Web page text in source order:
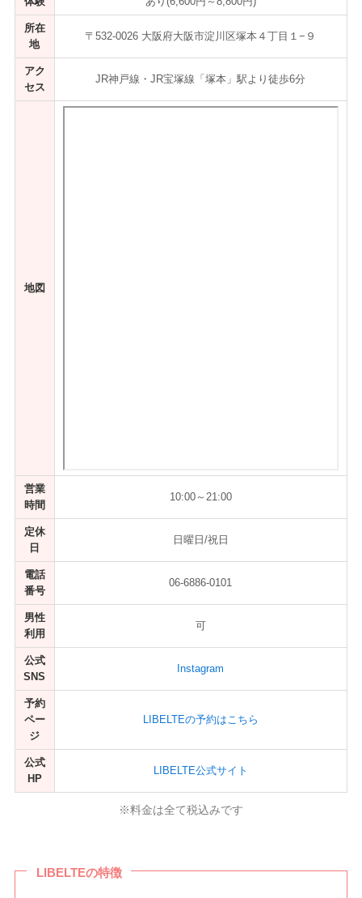
所在
地
〒532-0026 大阪府大阪市淀川区塚本４丁目１−９
アク
セス
JR神戸線・JR宝塚線「塚本」駅より徒歩6分
地図
営業
時間
10:00～21:00
定休
日
日曜日/祝日
電話
番号
06-6886-0101
男性
利用
可
公式
SNS
Instagram
予約
ペー
ジ
LIBELTEの予約はこちら
公式
HP
LIBELTE公式サイト
※料金は全て税込みです
LIBELTEの特徴